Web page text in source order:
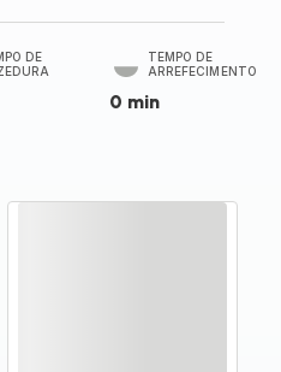
DE
TEMPO DE
ARREFECIMENTO
0 min